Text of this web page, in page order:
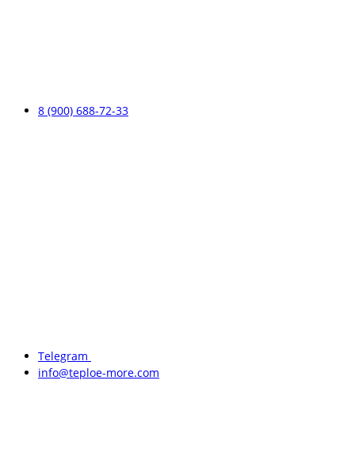
8 (900) 688-72-33
Telegram
info@teploe-more.com